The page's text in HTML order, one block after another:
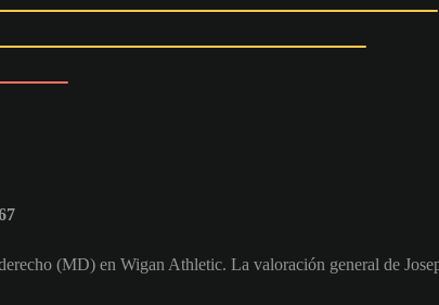
(MD) en Wigan Athletic. La valoración general de